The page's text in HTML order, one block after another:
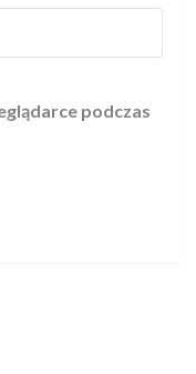
podczas